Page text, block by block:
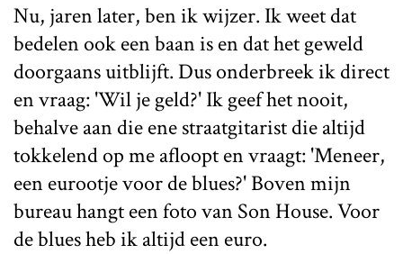
Nu, jaren later, ben ik wijzer. Ik weet dat
bedelen ook een baan is en dat het geweld
doorgaans uitblijft. Dus onderbreek ik direct
en vraag: 'Wil je geld?' Ik geef het nooit,
behalve aan die ene straatgitarist die altijd
tokkelend op me afloopt en vraagt: 'Meneer,
een eurootje voor de blues?' Boven mijn
bureau hangt een foto van Son House. Voor
de blues heb ik altijd een euro.